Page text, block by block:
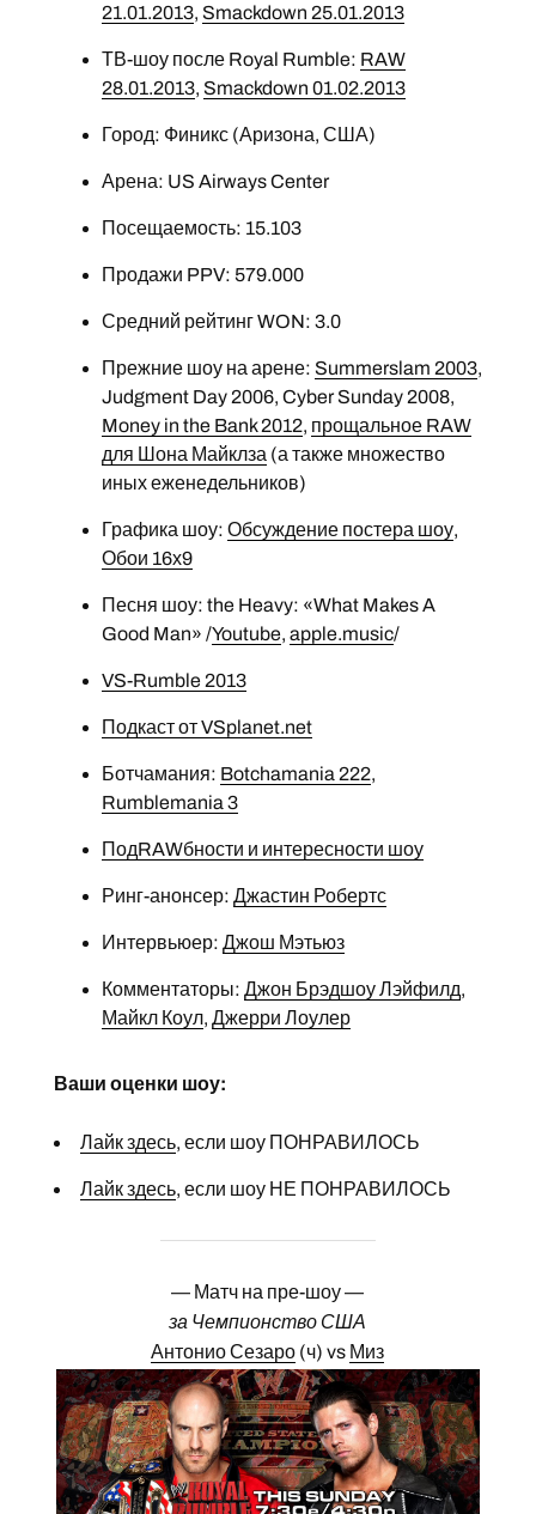
21.01.2013, Smackdown 25.01.2013
ТВ-шоу после Royal Rumble: RAW
28.01.2013, Smackdown 01.02.2013
Город: Финикс (Аризона, США)
Арена: US Airways Center
Посещаемость: 15.103
Продажи PPV: 579.000
Средний рейтинг WON: 3.0
Прежние шоу на арене: Summerslam 2003,
Judgment Day 2006, Cyber Sunday 2008,
Money in the Bank 2012, прощальное RAW
для Шона Майклза (а также множество
иных еженедельников)
Графика шоу: Обсуждение постера шоу,
Обои 16х9
Песня шоу: the Heavy: «What Makes A
Good Man» /Youtube, apple.music/
VS-Rumble 2013
Подкаст от VSplanet.net
Ботчамания: Botchamania 222,
Rumblemania 3
ПодRAWбности и интересности шоу
Ринг-анонсер: Джастин Робертс
Интервьюер: Джош Мэтьюз
Комментаторы: Джон Брэдшоу Лэйфилд,
Майкл Коул, Джерри Лоулер
Ваши оценки шоу:
Лайк здесь, если шоу ПОНРАВИЛОСЬ
Лайк здесь, если шоу НЕ ПОНРАВИЛОСЬ
— Матч на пре-шоу —
за Чемпионство США
Антонио Сезаро (ч) vs Миз